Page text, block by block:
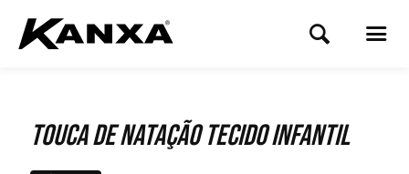
Touca de Natação Tecido Infantil